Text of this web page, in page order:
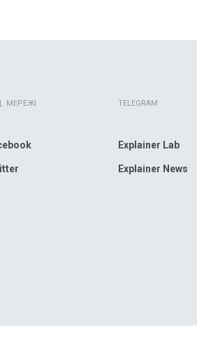
МЕРЕЖІ TELEGRAM
Explainer Lab
Explainer News